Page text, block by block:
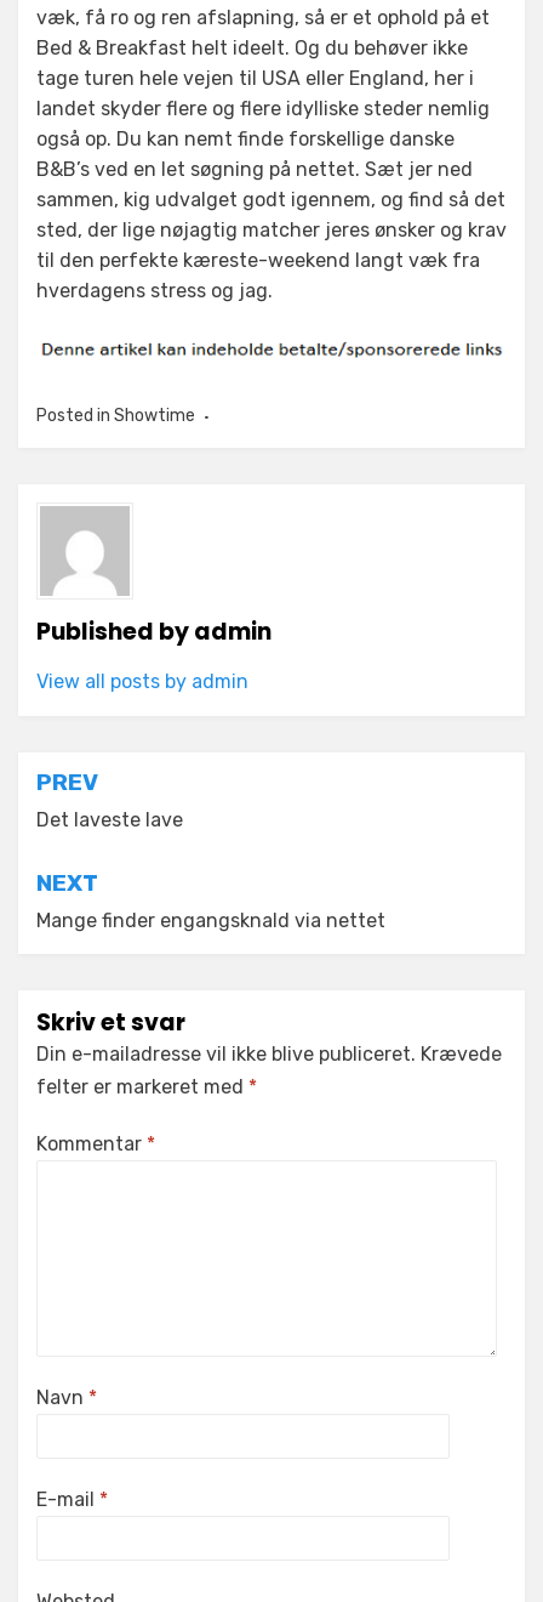
væk, få ro og ren afslapning, så er et ophold på et
Bed & Breakfast helt ideelt. Og du behøver ikke
tage turen hele vejen til USA eller England, her i
landet skyder flere og flere idylliske steder nemlig
også op. Du kan nemt finde forskellige danske
B&B’s ved en let søgning på nettet. Sæt jer ned
sammen, kig udvalget godt igennem, og find så det
sted, der lige nøjagtig matcher jeres ønsker og krav
til den perfekte kæreste-weekend langt væk fra
hverdagens stress og jag.
Posted in Showtime
Published byadmin
View all posts by admin
Indlægsnavigation
PREV
Det laveste lave
NEXT
Mange finder engangsknald via nettet
Skriv et svar
Din e-mailadresse vil ikke blive publiceret. Krævede
felter er markeret med *
Kommentar *
Navn *
E-mail *